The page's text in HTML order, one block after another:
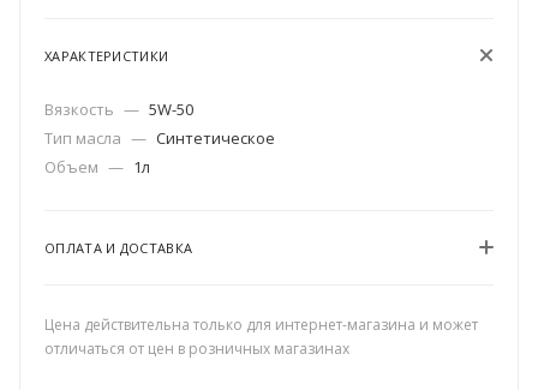
ХАРАКТЕРИСТИКИ
Вязкость — 5W-50
Тип масла — Синтетическое
Объем — 1л
ОПЛАТА И ДОСТАВКА
Цена действительна только для интернет-магазина и может
отличаться от цен в розничных магазинах